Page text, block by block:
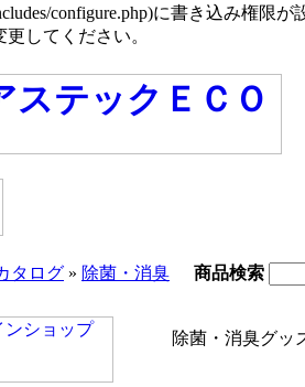
configure.php)に書き込み権限が
してください。
タログ » 除菌・消臭
商品検索
除菌・消臭グッ